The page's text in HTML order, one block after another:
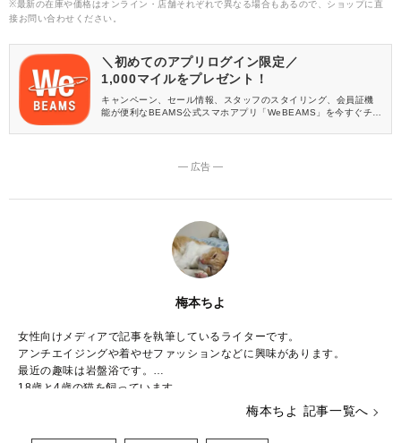
※最新の在庫や価格はオンライン・店舗それぞれで異なる場合もあるので、ショップに直
接お問い合わせください。
＼初めてのアプリログイン限定／
1,000マイルをプレゼント！
キャンペーン、セール情報、スタッフのスタイリング、会員証機
能が便利なBEAMS公式スマホアプリ「WeBEAMS」を今すぐチェ
― 広告 ―
梅本ちよ
女性向けメディアで記事を執筆しているライターです。
アンチエイジングや着やせファッションなどに興味があります。
最近の趣味は岩盤浴です。
18歳と4歳の猫を飼っています。
梅本ちよ 記事一覧へ